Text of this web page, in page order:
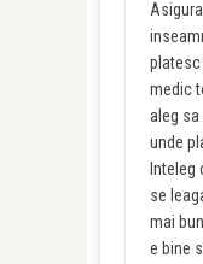
platesc
medic
aleg sa
unde
Inteleg
se
mai
e bine